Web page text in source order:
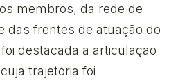
membros, da rede de
das frentes de atuação do
destacada a articulação
trajetória foi